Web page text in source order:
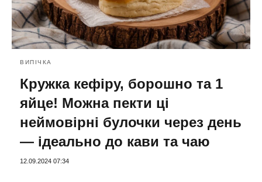
ВИПІЧКА
Кружка кефіру, борошно та 1
яйце! Можна пекти ці
неймовірні булочки через день
— ідеально до кави та чаю
12.09.2024 07:34